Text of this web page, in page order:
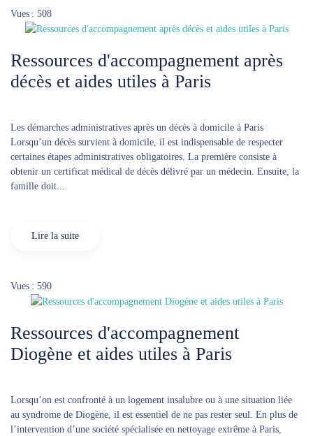
Vues : 508
Ressources d'accompagnement après
décès et aides utiles à Paris
Les démarches administratives après un décès à domicile à Paris
Lorsqu’un décès survient à domicile, il est indispensable de respecter
certaines étapes administratives obligatoires. La première consiste à
obtenir un certificat médical de décès délivré par un médecin. Ensuite, la
famille doit...
Lire la suite
Vues : 590
Ressources d'accompagnement
Diogène et aides utiles à Paris
Lorsqu’on est confronté à un logement insalubre ou à une situation liée
au syndrome de Diogène, il est essentiel de ne pas rester seul. En plus de
l’intervention d’une société spécialisée en nettoyage extrême à Paris,